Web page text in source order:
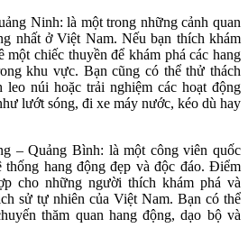
Ninh: là một trong những cảnh quan
nhất ở Việt Nam. Nếu bạn thích khám
một chiếc thuyền để khám phá các hang
khu vực. Bạn cũng có thể thử thách
leo núi hoặc trải nghiệm các hoạt động
lướt sóng, đi xe máy nước, kéo dù hay
– Quảng Bình: là một công viên quốc
thống hang động đẹp và độc đáo. Điểm
cho những người thích khám phá và
sử tự nhiên của Việt Nam. Bạn có thể
thăm quan hang động, dạo bộ và